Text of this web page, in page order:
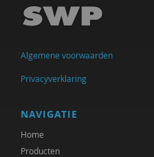
Mirjam-Iris Crox
Richard de Brabander
Peter de Groot
Michiel de Ronde
Marcel de Rooij
Algemene voorwaarden
Privacyverklaring
NAVIGATIE
Home
Producten